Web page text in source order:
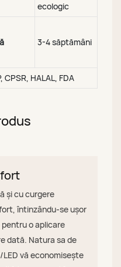
ecologic
3-4 săptămâni
CPSR, HALAL, FDA
și cu curgere
întinzându-se ușor
o aplicare
dată. Natura sa de
vă economisește